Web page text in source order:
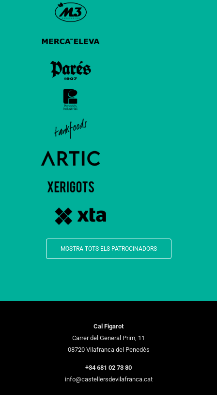
MOSTRA TOTS ELS PATROCINADORS
Cal Figarot
Carrer del General Prim, 11
08720 Vilafranca del Penedès
+34 681 02 73 80
info@castellersdevilafranca.cat